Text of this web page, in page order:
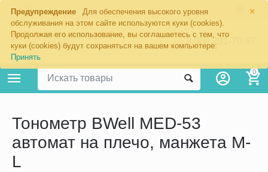
×
Предупреждение
Для обеспечения высокого уровня
обслуживания на этом сайте используются куки (cookies).
Продолжая его использование, вы соглашаетесь с тем, что
куки (cookies) будут сохраняться на вашем компьютере:
Принять
Москва
8 800 201-70-97
0
Тонометр BWell MED-53
автомат на плечо, манжета M-
L